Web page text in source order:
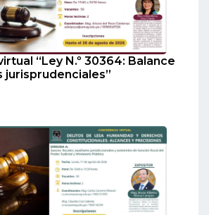
“Ley N.º 30364: Balance
jurisprudenciales”